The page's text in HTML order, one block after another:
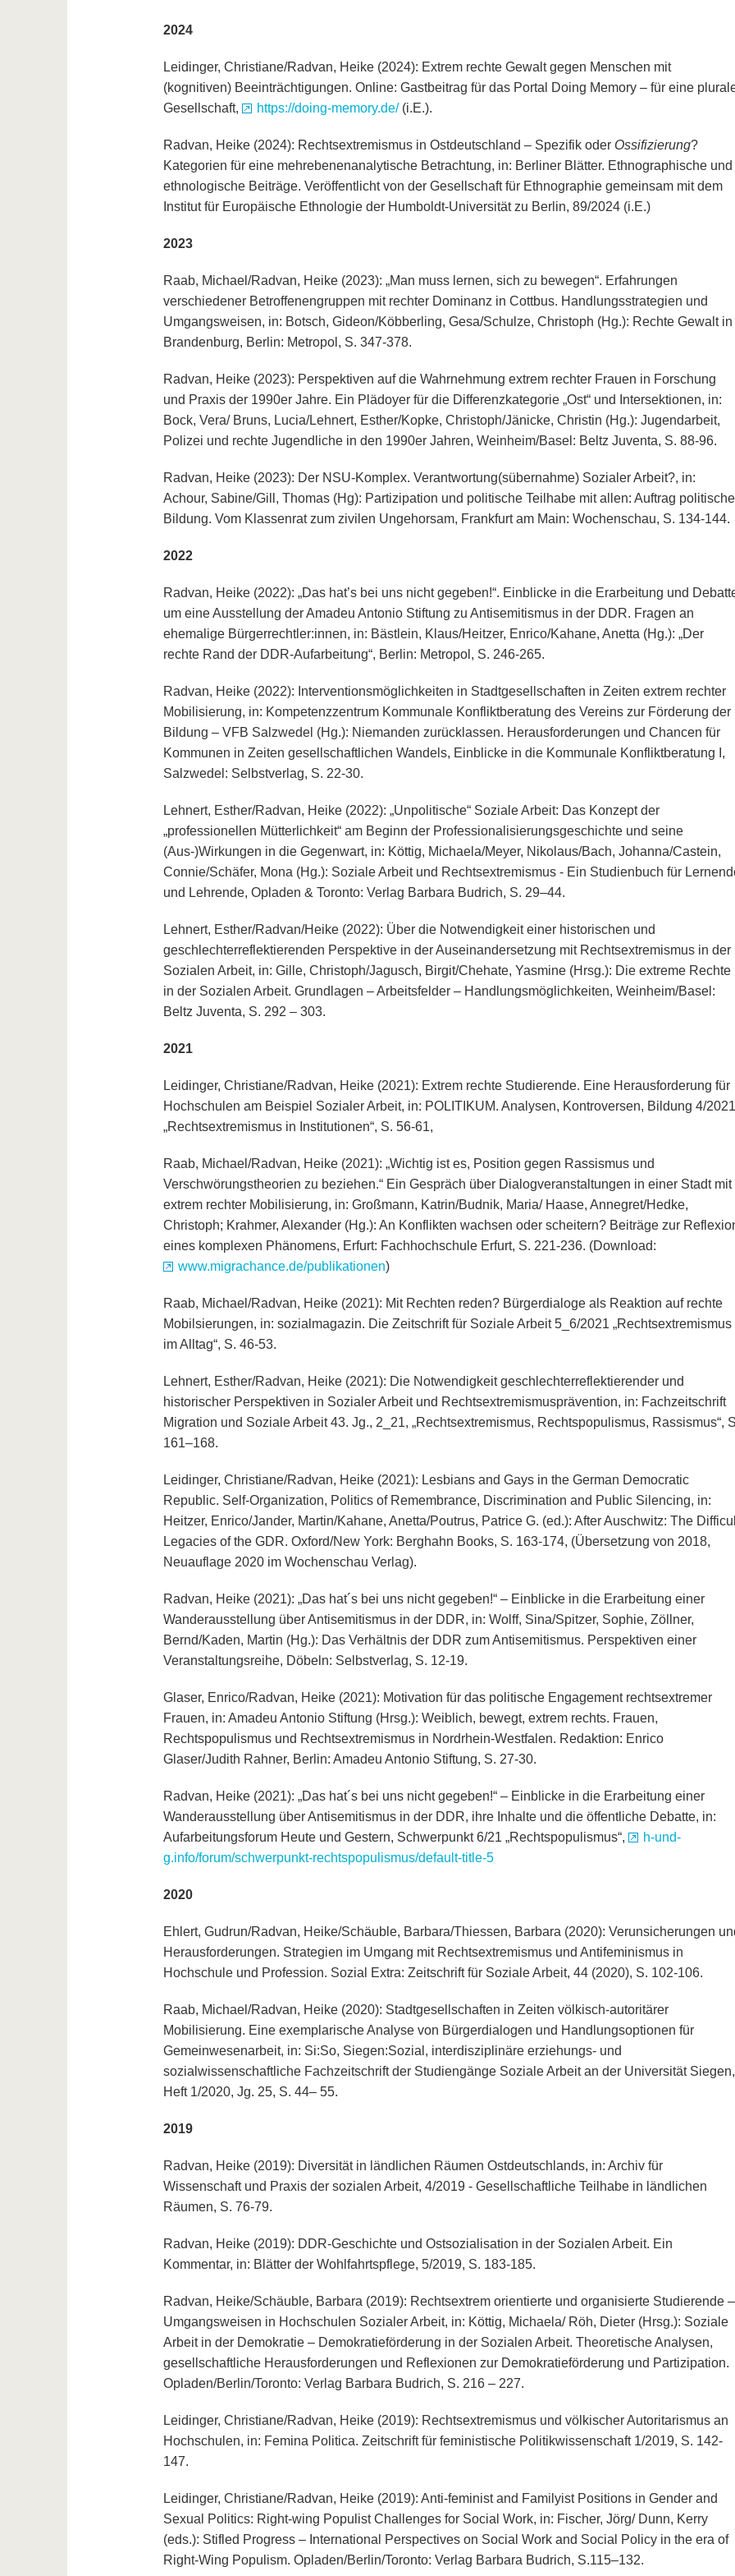
2024
Leidinger, Christiane/Radvan, Heike (2024): Extrem rechte Gewalt gegen Menschen mit
(kognitiven) Beeinträchtigungen. Online: Gastbeitrag für das Portal Doing Memory – für eine
Gesellschaft,
https://doing-memory.de/(i.E.).
Radvan, Heike (2024): Rechtsextremismus in Ostdeutschland – Spezifik oder Ossifizierung?
Kategorien für eine mehrebenenanalytische Betrachtung, in: Berliner Blätter. Ethnographische und
ethnologische Beiträge. Veröffentlicht von der Gesellschaft für Ethnographie gemeinsam mit dem
Institut für Europäische Ethnologie der Humboldt-Universität zu Berlin, 89/2024 (i.E.)
2023
Raab, Michael/Radvan, Heike (2023): „Man muss lernen, sich zu bewegen“. Erfahrungen
verschiedener Betroffenengruppen mit rechter Dominanz in Cottbus. Handlungsstrategien und
Umgangsweisen, in: Botsch, Gideon/Köbberling, Gesa/Schulze, Christoph (Hg.): Rechte Gewalt in
Brandenburg, Berlin: Metropol, S. 347-378.
Radvan, Heike (2023): Perspektiven auf die Wahrnehmung extrem rechter Frauen in Forschung
und Praxis der 1990er Jahre. Ein Plädoyer für die Differenzkategorie „Ost“ und Intersektionen, in:
Bock, Vera/ Bruns, Lucia/Lehnert, Esther/Kopke, Christoph/Jänicke, Christin (Hg.): Jugendarbeit,
Polizei und rechte Jugendliche in den 1990er Jahren, Weinheim/Basel: Beltz Juventa, S. 88-96.
Radvan, Heike (2023): Der NSU-Komplex. Verantwortung(sübernahme) Sozialer Arbeit?, in:
Achour, Sabine/Gill, Thomas (Hg): Partizipation und politische Teilhabe mit allen: Auftrag
Bildung. Vom Klassenrat zum zivilen Ungehorsam, Frankfurt am Main: Wochenschau, S. 134-144.
2022
Radvan, Heike (2022): „Das hat’s bei uns nicht gegeben!“. Einblicke in die Erarbeitung und
um eine Ausstellung der Amadeu Antonio Stiftung zu Antisemitismus in der DDR. Fragen an
ehemalige Bürgerrechtler:innen, in: Bästlein, Klaus/Heitzer, Enrico/Kahane, Anetta (Hg.): „Der
rechte Rand der DDR-Aufarbeitung“, Berlin: Metropol, S. 246-265.
Radvan, Heike (2022): Interventionsmöglichkeiten in Stadtgesellschaften in Zeiten extrem rechter
Mobilisierung, in: Kompetenzzentrum Kommunale Konfliktberatung des Vereins zur Förderung der
Bildung – VFB Salzwedel (Hg.): Niemanden zurücklassen. Herausforderungen und Chancen für
Kommunen in Zeiten gesellschaftlichen Wandels, Einblicke in die Kommunale Konfliktberatung I,
Salzwedel: Selbstverlag, S. 22-30.
Lehnert, Esther/Radvan, Heike (2022): „Unpolitische“ Soziale Arbeit: Das Konzept der
„professionellen Mütterlichkeit“ am Beginn der Professionalisierungsgeschichte und seine
(Aus-)Wirkungen in die Gegenwart, in: Köttig, Michaela/Meyer, Nikolaus/Bach, Johanna/Castein,
Connie/Schäfer, Mona (Hg.): Soziale Arbeit und Rechtsextremismus - Ein Studienbuch für
und Lehrende, Opladen & Toronto: Verlag Barbara Budrich, S. 29–44.
Lehnert, Esther/Radvan/Heike (2022): Über die Notwendigkeit einer historischen und
geschlechterreflektierenden Perspektive in der Auseinandersetzung mit Rechtsextremismus in der
Sozialen Arbeit, in: Gille, Christoph/Jagusch, Birgit/Chehate, Yasmine (Hrsg.): Die extreme Rechte
in der Sozialen Arbeit. Grundlagen – Arbeitsfelder – Handlungsmöglichkeiten, Weinheim/Basel:
Beltz Juventa, S. 292 – 303.
2021
Leidinger, Christiane/Radvan, Heike (2021): Extrem rechte Studierende. Eine Herausforderung für
Hochschulen am Beispiel Sozialer Arbeit, in: POLITIKUM. Analysen, Kontroversen, Bildung 4/
„Rechtsextremismus in Institutionen“, S. 56-61,
Raab, Michael/Radvan, Heike (2021): „Wichtig ist es, Position gegen Rassismus und
Verschwörungstheorien zu beziehen.“ Ein Gespräch über Dialogveranstaltungen in einer Stadt mit
extrem rechter Mobilisierung, in: Großmann, Katrin/Budnik, Maria/ Haase, Annegret/Hedke,
Christoph; Krahmer, Alexander (Hg.): An Konflikten wachsen oder scheitern? Beiträge zur
eines komplexen Phänomens, Erfurt: Fachhochschule Erfurt, S. 221-236. (Download:
www.migrachance.de/publikationen)
Raab, Michael/Radvan, Heike (2021): Mit Rechten reden? Bürgerdialoge als Reaktion auf rechte
Mobilsierungen, in: sozialmagazin. Die Zeitschrift für Soziale Arbeit 5_6/2021 „Rechtsextremismus
im Alltag“, S. 46-53.
Lehnert, Esther/Radvan, Heike (2021): Die Notwendigkeit geschlechterreflektierender und
historischer Perspektiven in Sozialer Arbeit und Rechtsextremismusprävention, in: Fachzeitschrift
Migration und Soziale Arbeit 43. Jg., 2_21, „Rechtsextremismus, Rechtspopulismus, Rassismus“,
161–168.
Leidinger, Christiane/Radvan, Heike (2021): Lesbians and Gays in the German Democratic
Republic. Self-Organization, Politics of Remembrance, Discrimination and Public Silencing, in:
Heitzer, Enrico/Jander, Martin/Kahane, Anetta/Poutrus, Patrice G. (ed.): After Auschwitz: The
Legacies of the GDR. Oxford/New York: Berghahn Books, S. 163-174, (Übersetzung von 2018,
Neuauflage 2020 im Wochenschau Verlag).
Radvan, Heike (2021): „Das hat´s bei uns nicht gegeben!“ – Einblicke in die Erarbeitung einer
Wanderausstellung über Antisemitismus in der DDR, in: Wolff, Sina/Spitzer, Sophie, Zöllner,
Bernd/Kaden, Martin (Hg.): Das Verhältnis der DDR zum Antisemitismus. Perspektiven einer
Veranstaltungsreihe, Döbeln: Selbstverlag, S. 12-19.
Glaser, Enrico/Radvan, Heike (2021): Motivation für das politische Engagement rechtsextremer
Frauen, in: Amadeu Antonio Stiftung (Hrsg.): Weiblich, bewegt, extrem rechts. Frauen,
Rechtspopulismus und Rechtsextremismus in Nordrhein-Westfalen. Redaktion: Enrico
Glaser/Judith Rahner, Berlin: Amadeu Antonio Stiftung, S. 27-30.
Radvan, Heike (2021): „Das hat´s bei uns nicht gegeben!“ – Einblicke in die Erarbeitung einer
Wanderausstellung über Antisemitismus in der DDR, ihre Inhalte und die öffentliche Debatte, in:
Aufarbeitungsforum Heute und Gestern, Schwerpunkt 6/21 „Rechtspopulismus“,
h-und-
g.info/forum/schwerpunkt-rechtspopulismus/default-title-5
2020
Ehlert, Gudrun/Radvan, Heike/Schäuble, Barbara/Thiessen, Barbara (2020): Verunsicherungen
Herausforderungen. Strategien im Umgang mit Rechtsextremismus und Antifeminismus in
Hochschule und Profession. Sozial Extra: Zeitschrift für Soziale Arbeit, 44 (2020), S. 102-106.
Raab, Michael/Radvan, Heike (2020): Stadtgesellschaften in Zeiten völkisch-autoritärer
Mobilisierung. Eine exemplarische Analyse von Bürgerdialogen und Handlungsoptionen für
Gemeinwesenarbeit, in: Si:So, Siegen:Sozial, interdisziplinäre erziehungs- und
sozialwissenschaftliche Fachzeitschrift der Studiengänge Soziale Arbeit an der Universität Siegen,
Heft 1/2020, Jg. 25, S. 44– 55.
2019
Radvan, Heike (2019): Diversität in ländlichen Räumen Ostdeutschlands, in: Archiv für
Wissenschaft und Praxis der sozialen Arbeit, 4/2019 - Gesellschaftliche Teilhabe in ländlichen
Räumen, S. 76-79.
Radvan, Heike (2019): DDR-Geschichte und Ostsozialisation in der Sozialen Arbeit. Ein
Kommentar, in: Blätter der Wohlfahrtspflege, 5/2019, S. 183-185.
Radvan, Heike/Schäuble, Barbara (2019): Rechtsextrem orientierte und organisierte Studierende –
Umgangsweisen in Hochschulen Sozialer Arbeit, in: Köttig, Michaela/ Röh, Dieter (Hrsg.): Soziale
Arbeit in der Demokratie – Demokratieförderung in der Sozialen Arbeit. Theoretische Analysen,
gesellschaftliche Herausforderungen und Reflexionen zur Demokratieförderung und Partizipation.
Opladen/Berlin/Toronto: Verlag Barbara Budrich, S. 216 – 227.
Leidinger, Christiane/Radvan, Heike (2019): Rechtsextremismus und völkischer Autoritarismus an
Hochschulen, in: Femina Politica. Zeitschrift für feministische Politikwissenschaft 1/2019, S. 142-
147.
Leidinger, Christiane/Radvan, Heike (2019): Anti-feminist and Familyist Positions in Gender and
Sexual Politics: Right-wing Populist Challenges for Social Work, in: Fischer, Jörg/ Dunn, Kerry
(eds.): Stifled Progress – International Perspectives on Social Work and Social Policy in the era of
Right-Wing Populism. Opladen/Berlin/Toronto: Verlag Barbara Budrich, S.115–132.